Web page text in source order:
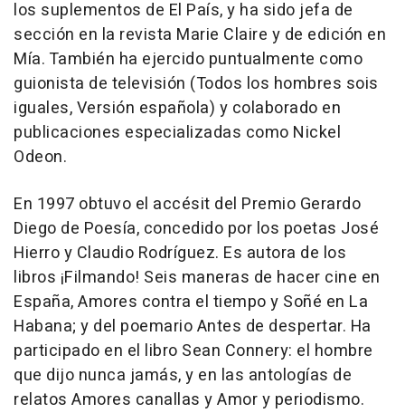
los suplementos de El País, y ha sido jefa de
sección en la revista Marie Claire y de edición en
Mía. También ha ejercido puntualmente como
guionista de televisión (Todos los hombres sois
iguales, Versión española) y colaborado en
publicaciones especializadas como Nickel
Odeon.
En 1997 obtuvo el accésit del Premio Gerardo
Diego de Poesía, concedido por los poetas José
Hierro y Claudio Rodríguez. Es autora de los
libros ¡Filmando! Seis maneras de hacer cine en
España, Amores contra el tiempo y Soñé en La
Habana; y del poemario Antes de despertar. Ha
participado en el libro Sean Connery: el hombre
que dijo nunca jamás, y en las antologías de
relatos Amores canallas y Amor y periodismo.